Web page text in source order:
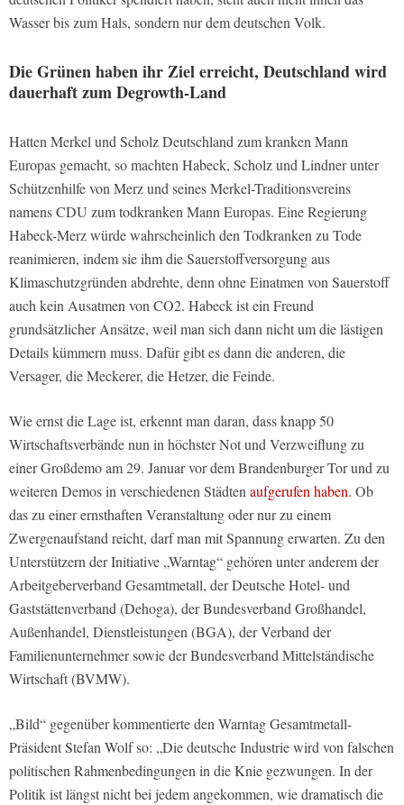
Wasser bis zum Hals, sondern nur dem deutschen Volk.
Die Grünen haben ihr Ziel erreicht, Deutschland wird
dauerhaft zum Degrowth-Land
Hatten Merkel und Scholz Deutschland zum kranken Mann
Europas gemacht, so machten Habeck, Scholz und Lindner unter
Schützenhilfe von Merz und seines Merkel-Traditionsvereins
namens CDU zum todkranken Mann Europas. Eine Regierung
Habeck-Merz würde wahrscheinlich den Todkranken zu Tode
reanimieren, indem sie ihm die Sauerstoffversorgung aus
Klimaschutzgründen abdrehte, denn ohne Einatmen von Sauerstoff
auch kein Ausatmen von CO2. Habeck ist ein Freund
grundsätzlicher Ansätze, weil man sich dann nicht um die lästigen
Details kümmern muss. Dafür gibt es dann die anderen, die
Versager, die Meckerer, die Hetzer, die Feinde.
Wie ernst die Lage ist, erkennt man daran, dass knapp 50
Wirtschaftsverbände nun in höchster Not und Verzweiflung zu
einer Großdemo am 29. Januar vor dem Brandenburger Tor und zu
weiteren Demos in verschiedenen Städtenaufgerufen haben. Ob
das zu einer ernsthaften Veranstaltung oder nur zu einem
Zwergenaufstand reicht, darf man mit Spannung erwarten. Zu den
Unterstützern der Initiative „Warntag“ gehören unter anderem der
Arbeitgeberverband Gesamtmetall, der Deutsche Hotel- und
Gaststättenverband (Dehoga), der Bundesverband Großhandel,
Außenhandel, Dienstleistungen (BGA), der Verband der
Familienunternehmer sowie der Bundesverband Mittelständische
Wirtschaft (BVMW).
„Bild“ gegenüber kommentierte den Warntag Gesamtmetall-
Präsident Stefan Wolf so: „Die deutsche Industrie wird von falschen
politischen Rahmenbedingungen in die Knie gezwungen. In der
Politik ist längst nicht bei jedem angekommen, wie dramatisch die